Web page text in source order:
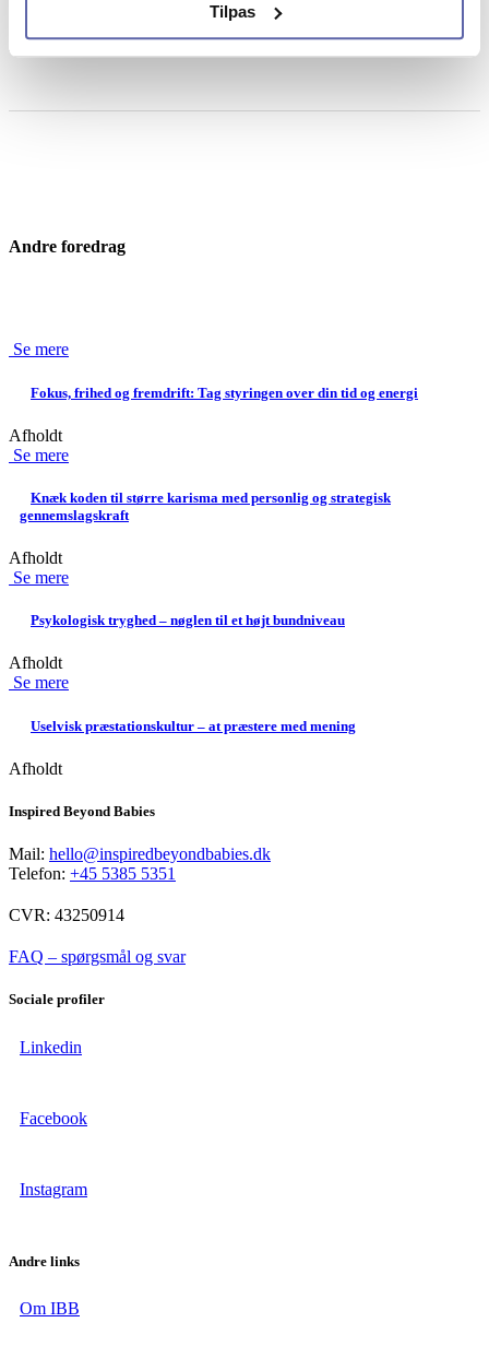
Tilpas
Plesner, Amerika Plads 37, 2100 København
Andre foredrag
Se mere
Fokus, frihed og fremdrift: Tag styringen over din tid og energi
Afholdt
Se mere
Knæk koden til større karisma med personlig og strategisk
gennemslagskraft
Afholdt
Se mere
Psykologisk tryghed – nøglen til et højt bundniveau
Afholdt
Se mere
Uselvisk præstationskultur – at præstere med mening
Afholdt
Inspired Beyond Babies
Mail: hello@inspiredbeyondbabies.dk
Telefon: +45 5385 5351
CVR: 43250914
FAQ – spørgsmål og svar
Sociale profiler
Linkedin
Facebook
Instagram
Andre links
Om IBB